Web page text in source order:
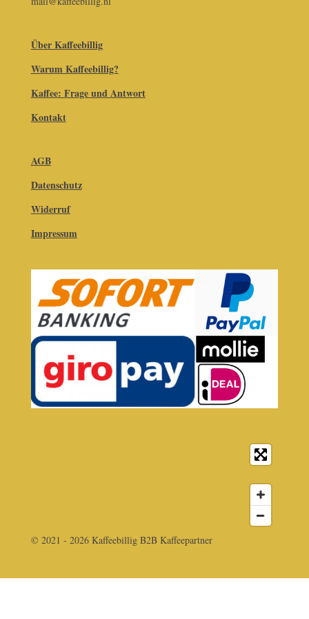
Über Kaffeebillig
Warum Kaffeebillig?
Kaffee: Frage und Antwort
Kontakt
AGB
Datenschutz
Widerruf
Impressum
© 2021 - 2026 Kaffeebillig B2B Kaffeepartner